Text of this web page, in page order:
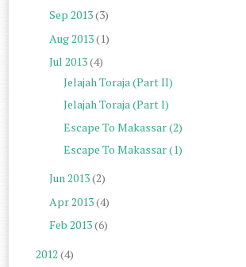
Sep 2013(3)
Aug 2013(1)
Jul 2013(4)
Jelajah Toraja (Part II)
Jelajah Toraja (Part I)
Escape To Makassar (2)
Escape To Makassar (1)
Jun 2013(2)
Apr 2013(4)
Feb 2013(6)
2012(4)